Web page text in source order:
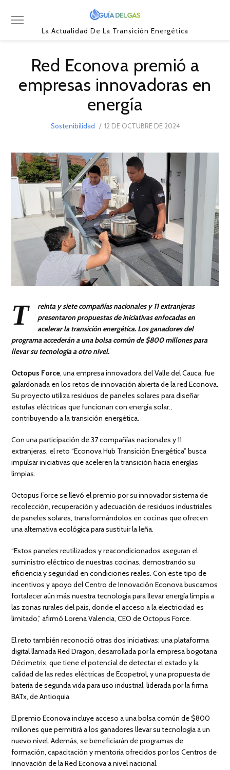
La Actualidad De La Transición Energética
Red Econova premió a
empresas innovadoras en
energía
Sostenibilidad
POSTED
12 DE OCTUBRE DE 2024
T
reinta y siete compañías nacionales y 11 extranjeras
presentaron propuestas de iniciativas enfocadas en
acelerar la transición energética. Los ganadores del
programa accederán a una bolsa común de $800 millones para
llevar su tecnología a otro nivel.
Octopus Force, una empresa innovadora del Valle del Cauca, fue
galardonada en los retos de innovación abierta de la red Econova.
Su proyecto utiliza residuos de paneles solares para diseñar
estufas eléctricas que funcionan con energía solar.,
contribuyendo a la transición energética.
Con una participación de 37 compañías nacionales y 11
extranjeras, el reto “Econova Hub Transición Energética” busca
impulsar iniciativas que aceleren la transición hacia energías
limpias.
Octopus Force se llevó el premio por su innovador sistema de
recolección, recuperación y adecuación de residuos industriales
de paneles solares, transformándolos en cocinas que ofrecen
una alternativa ecológica para sustituir la leña.
“Estos paneles reutilizados y reacondicionados aseguran el
suministro eléctrico de nuestras cocinas, demostrando su
eficiencia y seguridad en condiciones reales. Con este tipo de
incentivos y apoyo del Centro de Innovación Econova buscamos
fortalecer aún más nuestra tecnología para llevar energía limpia a
las zonas rurales del país, donde el acceso a la electricidad es
limitado,” afirmó Lorena Valencia, CEO de Octopus Force.
El reto también reconoció otras dos iniciativas: una plataforma
digital llamada Red Dragon, desarrollada por la empresa bogotana
Décimetrix, que tiene el potencial de detectar el estado y la
calidad de las redes eléctricas de Ecopetrol, y una propuesta de
batería de segunda vida para uso industrial, liderada por la firma
BATx, de Antioquia.
El premio Econova incluye acceso a una bolsa común de $800
millones que permitirá a los ganadores llevar su tecnología a un
nuevo nivel. Además, se beneficiarán de programas de
formación, capacitación y mentoría ofrecidos por los Centros de
Innovación de la Red Econova a nivel nacional.